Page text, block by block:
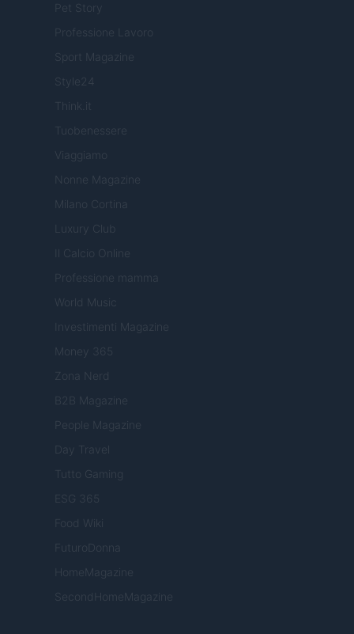
Pet Story
Professione Lavoro
Sport Magazine
Style24
Think.it
Tuobenessere
Viaggiamo
Nonne Magazine
Milano Cortina
Luxury Club
Il Calcio Online
Professione mamma
World Music
Investimenti Magazine
Money 365
Zona Nerd
B2B Magazine
People Magazine
Day Travel
Tutto Gaming
ESG 365
Food Wiki
FuturoDonna
HomeMagazine
SecondHomeMagazine